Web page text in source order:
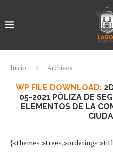
Inicio Archivos
WP FILE DOWNLOAD:
05-2021 PÓLIZA DE
ELEMENTOS DE LA